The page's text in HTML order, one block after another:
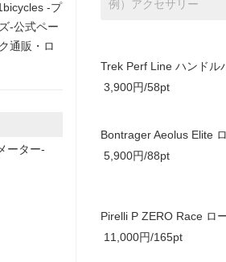
-プ
‐公式ペー
通販・ロ
ーター‐
Trek Perf Line ハンドル
3,900円/58pt
Bontrager Aeolus Elite
5,900円/88pt
Pirelli P ZERO Race ロ
11,000円/165pt